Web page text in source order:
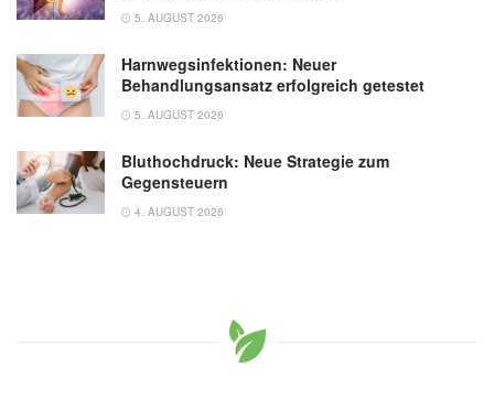
5. AUGUST 2026
Harnwegsinfektionen: Neuer
Behandlungsansatz erfolgreich getestet
5. AUGUST 2026
Bluthochdruck: Neue Strategie zum
Gegensteuern
4. AUGUST 2026